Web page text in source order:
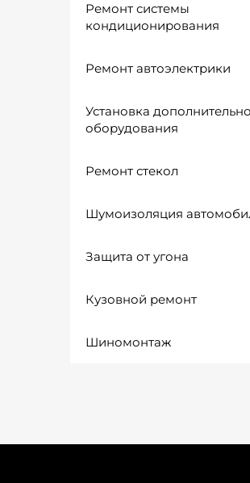
Ремонт системы
кондиционирования
Ремонт автоэлектрики
Установка
оборудования
Ремонт стекол
Шумоизоляция
Защита от угона
Кузовной ремонт
Шиномонтаж